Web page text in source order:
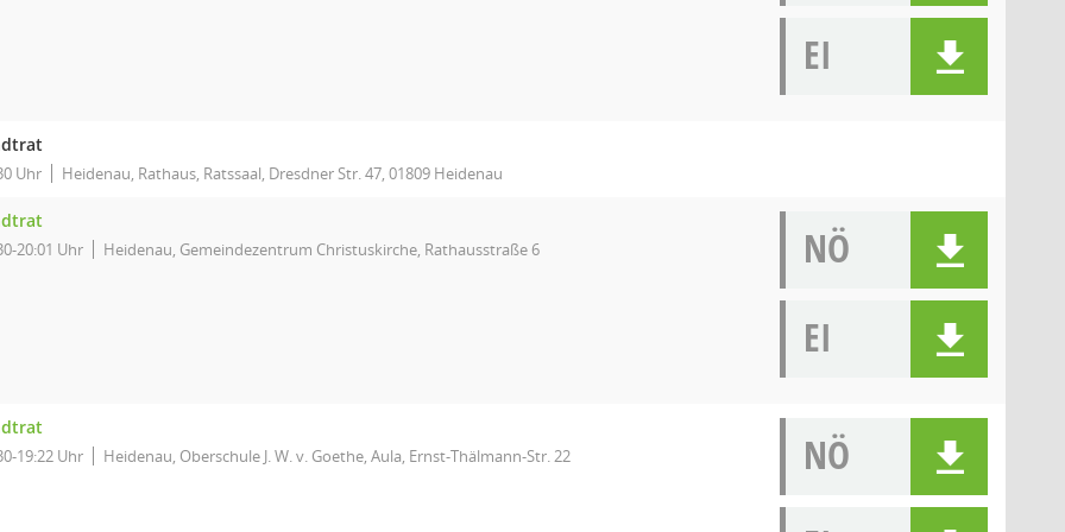
EI
Uhr Heidenau, Rathaus, Ratssaal, Dresdner Str. 47, 01809 Heidenau
20:01 Uhr Heidenau, Gemeindezentrum Christuskirche, Rathausstraße 6
NÖ
EI
19:22 Uhr Heidenau, Oberschule J. W. v. Goethe, Aula, Ernst-Thälmann-Str. 22
NÖ